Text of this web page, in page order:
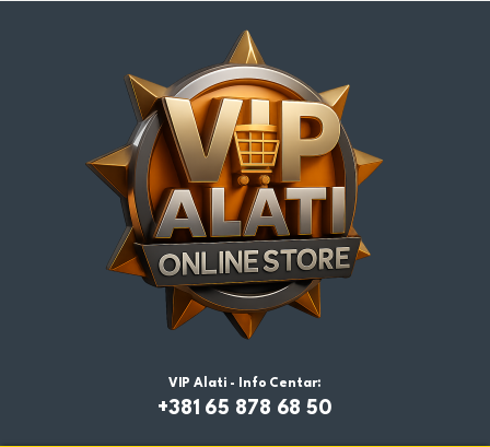
VIP Alati - Info Centar:
+381 65 878 68 50